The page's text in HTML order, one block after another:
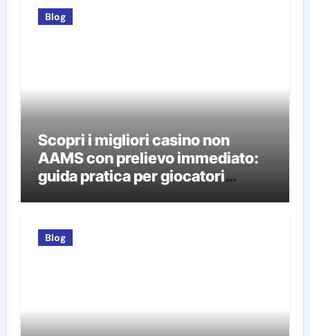
Blog
Scopri i migliori casino non
AAMS con prelievo immediato:
guida pratica per giocatori
Blog